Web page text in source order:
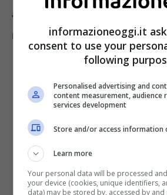
anni posteriori, né può essere
rimborso.informazioneoggi.it
consent to use your
following
Personalised advertising and
content measurement, audience
services development
Store and/or access information
Learn more
Your personal data will be processed
your device (cookies, unique identifiers,
data) may be stored by, accessed by